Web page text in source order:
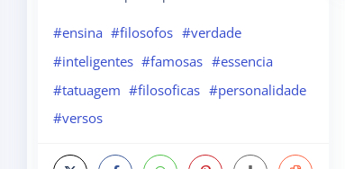
#ensina #filosofos #verdade
#inteligentes #famosas #essencia
#tatuagem #filosoficas #personalidade
#versos